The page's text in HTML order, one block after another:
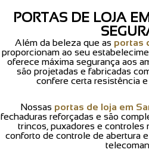
PORTAS DE LOJA
Além da beleza que as portas
proporcionam ao seu
oferece máxima segurança aos
são projetadas e fabricadas
confere certa resistência
Nossas portas de loja em
fechaduras reforçadas e são
trincos, puxadores e controles
conforto de controle de abertura